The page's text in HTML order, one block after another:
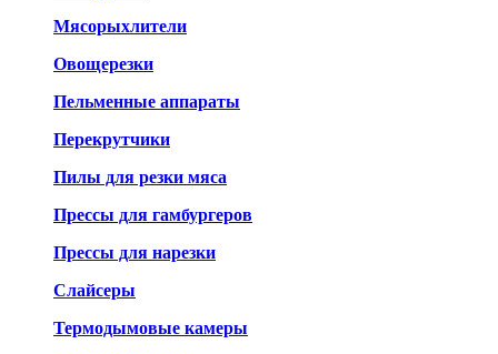
Мясорыхлители
Овощерезки
Пельменные аппараты
Перекрутчики
Пилы для резки мяса
Прессы для гамбургеров
Прессы для нарезки
Слайсеры
Термодымовые камеры